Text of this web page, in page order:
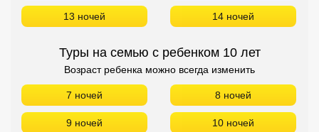
13 ночей 14 ночей
Туры на семью с ребенком 10 лет
Возраст ребенка можно всегда изменить
7 ночей 8 ночей
9 ночей 10 ночей